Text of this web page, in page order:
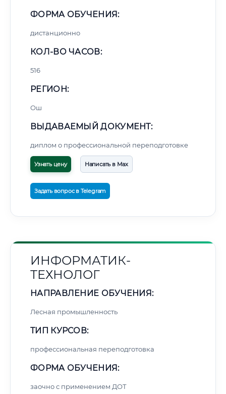
ФОРМА ОБУЧЕНИЯ:
дистанционно
КОЛ-ВО ЧАСОВ:
516
РЕГИОН:
Ош
ВЫДАВАЕМЫЙ ДОКУМЕНТ:
диплом о профессиональной переподготовке
Узнать цену Написать в Max
Задать вопрос в Telegram
ИНФОРМАТИК-
ТЕХНОЛОГ
НАПРАВЛЕНИЕ ОБУЧЕНИЯ:
Лесная промышленность
ТИП КУРСОВ:
профессиональная переподготовка
ФОРМА ОБУЧЕНИЯ:
заочно с применением ДОТ